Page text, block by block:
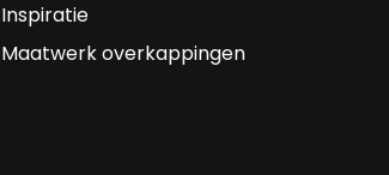
Inspiratie
Maatwerk overkappingen